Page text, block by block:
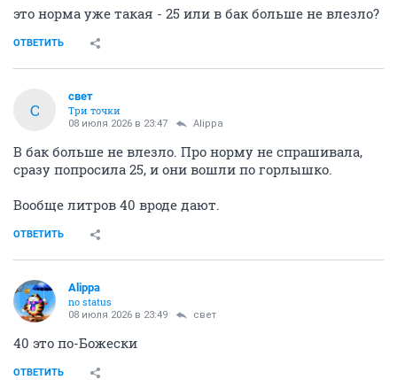
это норма уже такая - 25 или в бак больше не влезло?
ОТВЕТИТЬ
С
свет
Три точки
08 июля 2026 в 23:47 Alippa
В бак больше не влезло. Про норму не спрашивала,
сразу попросила 25, и они вошли по горлышко.
Вообще литров 40 вроде дают.
ОТВЕТИТЬ
Alippa
no status
08 июля 2026 в 23:49 свет
40 это по-Божески
ОТВЕТИТЬ